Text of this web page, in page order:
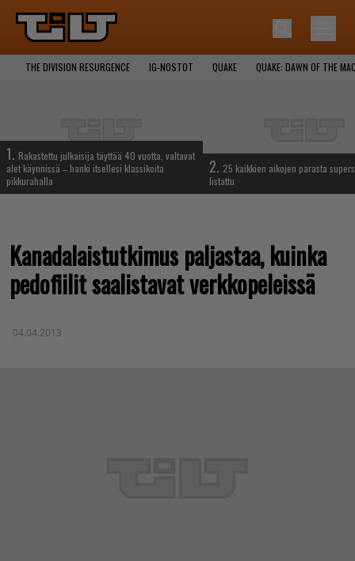
THE DIVISION RESURGENCE IG-NOSTOT QUAKE QUAKE: DAWN OF THE
1. Rakastettu julkaisija täyttää 40 vuotta, valtavat
alet käynnissä – hanki itsellesi klassikoita
pikkurahalla
2. 25 kaikkien aikojen parasta
listattu
Kanadalaistutkimus paljastaa, kuinka
pedofiilit saalistavat verkkopeleissä
04.04.2013